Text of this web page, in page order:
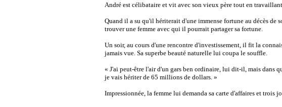
André est célibataire et vit avec son vieux père tout en
Quand il a su qu'il hériterait d'une immense fortune au décès de
trouver une femme avec qui il pourrait partager sa fortune.
Un soir, au cours d'une rencontre d'investissement, il fit la
jamais vue. Sa superbe beauté naturelle lui coupa le souffle.
« J'ai peut-être l'air d'un gars ben ordinaire, lui dit-il, mais dans
je vais hériter de 65 millions de dollars. »
Impressionnée, la femme lui demanda sa carte d'affaires et trois